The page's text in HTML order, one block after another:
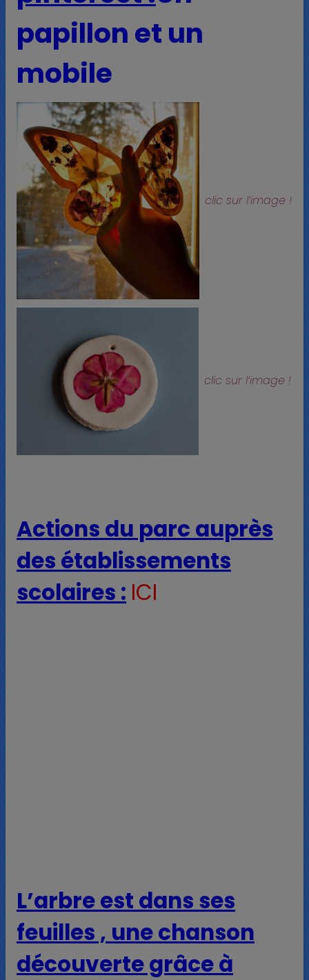
papillon et un
mobile
clic sur l’image !
clic sur l’image !
Actions du parc auprès
des établissements
scolaires : ICI
L’arbre est dans ses
feuilles , une chanson
découverte grâce à